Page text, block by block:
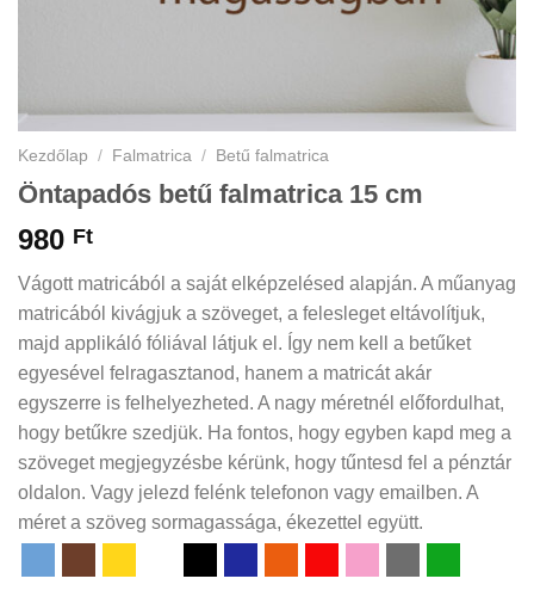
Kezdőlap / Falmatrica / Betű falmatrica
Öntapadós betű falmatrica 15 cm
980 Ft
Vágott matricából a saját elképzelésed alapján. A műanyag
matricából kivágjuk a szöveget, a felesleget eltávolítjuk,
majd applikáló fóliával látjuk el. Így nem kell a betűket
egyesével felragasztanod, hanem a matricát akár
egyszerre is felhelyezheted. A nagy méretnél előfordulhat,
hogy betűkre szedjük. Ha fontos, hogy egyben kapd meg a
szöveget megjegyzésbe kérünk, hogy tűntesd fel a pénztár
oldalon. Vagy jelezd felénk telefonon vagy emailben. A
méret a szöveg sormagassága, ékezettel együtt.